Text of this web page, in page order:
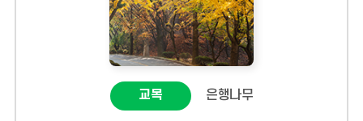
교목 은행나무